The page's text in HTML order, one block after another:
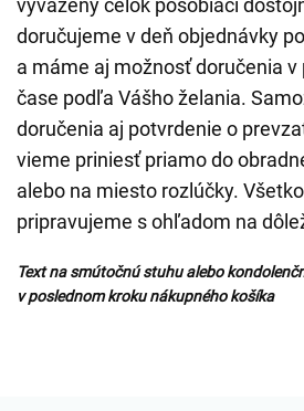
vyvážený celok pôsobiaci
doručujeme v deň objednávky
a máme aj možnosť doručenia v
čase podľa Vášho želania.
doručenia aj potvrdenie o
vieme priniesť priamo do
alebo na miesto rozlúčky.
pripravujeme s ohľadom na
Text na smútočnú stuhu alebo
v poslednom kroku nákupného košíka